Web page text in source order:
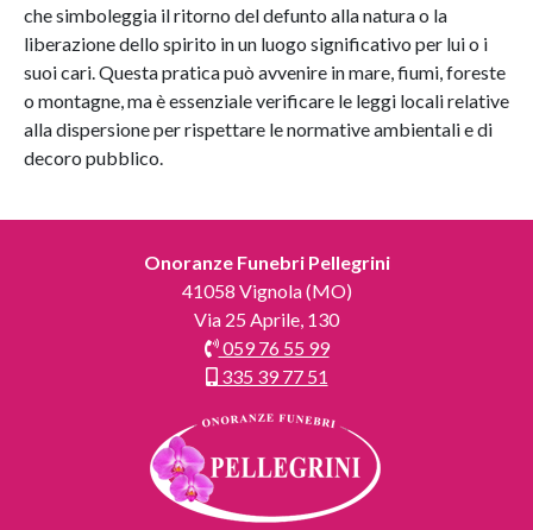
che simboleggia il ritorno del defunto alla natura o la
liberazione dello spirito in un luogo significativo per lui o i
suoi cari. Questa pratica può avvenire in mare, fiumi, foreste
o montagne, ma è essenziale verificare le leggi locali relative
alla dispersione per rispettare le normative ambientali e di
decoro pubblico.
Onoranze Funebri Pellegrini
41058 Vignola (MO)
Via 25 Aprile, 130
059 76 55 99
335 39 77 51